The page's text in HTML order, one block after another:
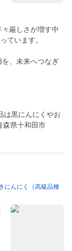
厳しさが増す中
ています。
、未来へつなぎ
黒にんにくやお
県十和田市
にんにく（高級品種